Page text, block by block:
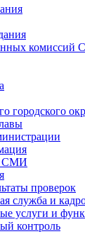
комиссий
городского
СМИ
проверок
служба и
услуги и
контроль